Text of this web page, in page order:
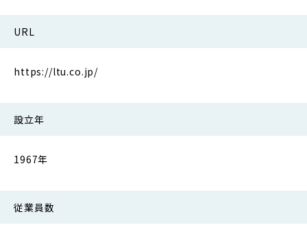
URL
https://ltu.co.jp/
設立年
1967年
従業員数